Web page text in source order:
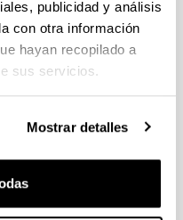
publicidad y análisis
con otra información
hayan recopilado a
sus servicios.
Mostrar detalles
la atención o
o en
duración de cinco
Aula 4